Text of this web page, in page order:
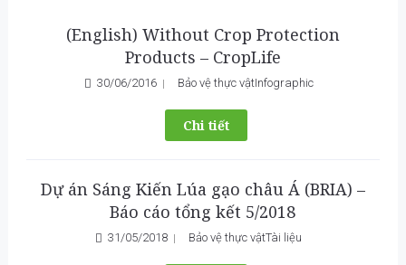
(English) Without Crop Protection
Products – CropLife
30/06/2016 Bảo vệ thực vậtInfographic
Chi tiết
Dự án Sáng Kiến Lúa gạo châu Á (BRIA) –
Báo cáo tổng kết 5/2018
31/05/2018 Bảo vệ thực vậtTài liệu